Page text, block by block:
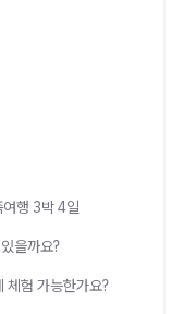
행 3박 4일
을까요?
체험 가능한가요?